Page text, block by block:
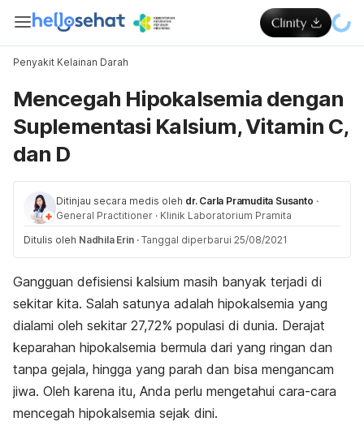
Penyakit Kelainan Darah
Mencegah Hipokalsemia dengan
Suplementasi Kalsium, Vitamin C,
dan D
Ditinjau secara medis oleh dr. Carla Pramudita Susanto ·
General Practitioner · Klinik Laboratorium Pramita
Ditulis oleh Nadhila Erin · Tanggal diperbarui 25/08/2021
Gangguan defisiensi kalsium masih banyak terjadi di
sekitar kita. Salah satunya adalah hipokalsemia yang
dialami oleh sekitar 27,72% populasi di dunia. Derajat
keparahan hipokalsemia bermula dari yang ringan dan
tanpa gejala, hingga yang parah dan bisa mengancam
jiwa. Oleh karena itu, Anda perlu mengetahui cara-cara
mencegah hipokalsemia sejak dini.